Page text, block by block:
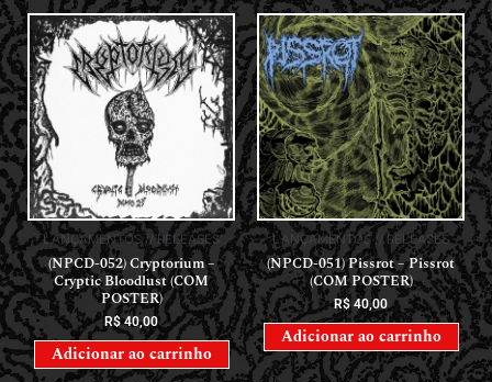
LANÇAMENTOS // RELEASES
(NPCD-052) Cryptorium –
Cryptic Bloodlust (COM
POSTER)
R$40,00
Adicionar ao carrinho
LANÇAMENTOS // RELEASES
(NPCD-051) Pissrot – Pissrot
(COM POSTER)
R$40,00
Adicionar ao carrinho